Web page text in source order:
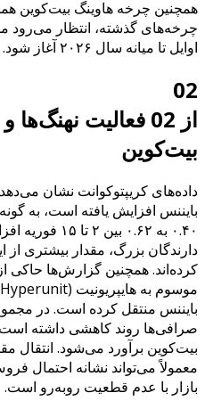
همچنین چرخه هاوینگ بیت‌کوین
چرخه‌های گذشته، انتظار می‌رود
اوایل تا میانه سال ۲۰۲۶ آغاز شود.
02
از 02 فعالیت
بیت‌کوین
داده‌های کریپتوکوانت نشان
بایننس افزایش یافته است، به‌
۰.۴۰ به ۰.۶۲
دارندگان بزرگ، مقدار بیشتری از
کرده‌اند. همچنین گزارش‌ها حاکی
بایننس منتقل کرده است. در
بیت‌کوین برآورد می‌شود. انتقال
معمولاً می‌تواند نشانه احتمال
بازار با عدم قطعیت روبه‌رو است.